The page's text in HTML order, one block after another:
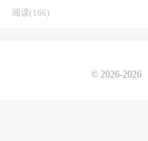
阅读(166)
© 2026-2026